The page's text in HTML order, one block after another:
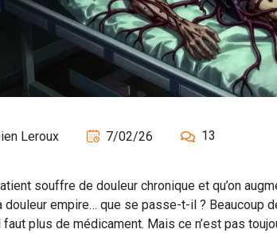
Leroux 7/02/26 13
souffre de douleur chronique et qu’on
douleur empire… que se passe-t-il ? Beaucoup
faut plus de médicament. Mais ce n’est pas